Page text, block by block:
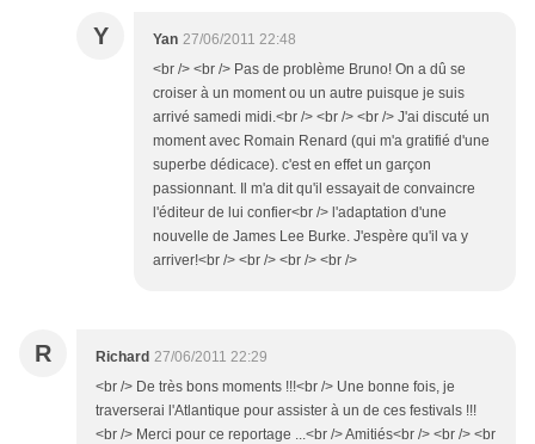
Y Yan 27/06/2011 22:48
<br /> <br /> Pas de problème Bruno! On a dû se
croiser à un moment ou un autre puisque je suis
arrivé samedi midi.<br /> <br /> <br /> J'ai discuté un
moment avec Romain Renard (qui m'a gratifié d'une
superbe dédicace). c'est en effet un garçon
passionnant. Il m'a dit qu'il essayait de convaincre
l'éditeur de lui confier<br /> l'adaptation d'une
nouvelle de James Lee Burke. J'espère qu'il va y
arriver!<br /> <br /> <br /> <br />
R Richard 27/06/2011 22:29
<br /> De très bons moments !!!<br /> Une bonne fois, je
traverserai l'Atlantique pour assister à un de ces festivals !!!
<br /> Merci pour ce reportage ...<br /> Amitiés<br /> <br /> <br